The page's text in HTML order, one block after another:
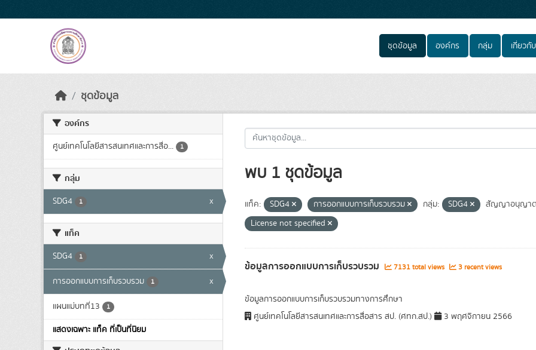
ชุดข้อมูล องค์กร กลุ่ม เกี่ยวกับ
ชุดข้อมูล
องค์กร
ศูนย์เทคโนโลยีสารสนเทศและการสื่อ... 1
กลุ่ม
SDG4 1 x
แท็ค
SDG4 1 x
การออกแบบการเก็บรวบรวม 1 x
แผนแม่บทที่13 1
แสดงเฉพาะ แท็ค ที่เป็นที่นิยม
พบ 1 ชุดข้อมูล
แท็ค: SDG4 การออกแบบการเก็บรวบรวม กลุ่ม: SDG4
สัญญาอนุญา
License not specified
ข้อมูลการออกแบบการเก็บรวบรวม 7131 total views 3 recent views
ข้อมูลการออกแบบการเก็บรวบรวมทางการศึกษา
ศูนย์เทคโนโลยีสารสนเทศและการสื่อสาร สป. (ศทก.สป.)
3 พฤศจิกายน 2566